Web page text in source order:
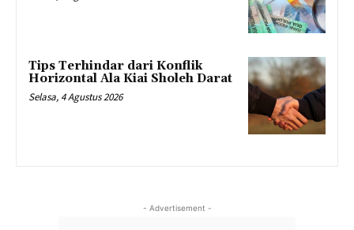
Tips Terhindar dari Konflik
Horizontal Ala Kiai Sholeh Darat
Selasa, 4 Agustus 2026
- Advertisement -